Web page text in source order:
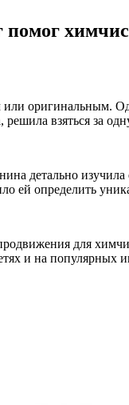
оригинальным.
взяться за
детально
ей определить
для
и на